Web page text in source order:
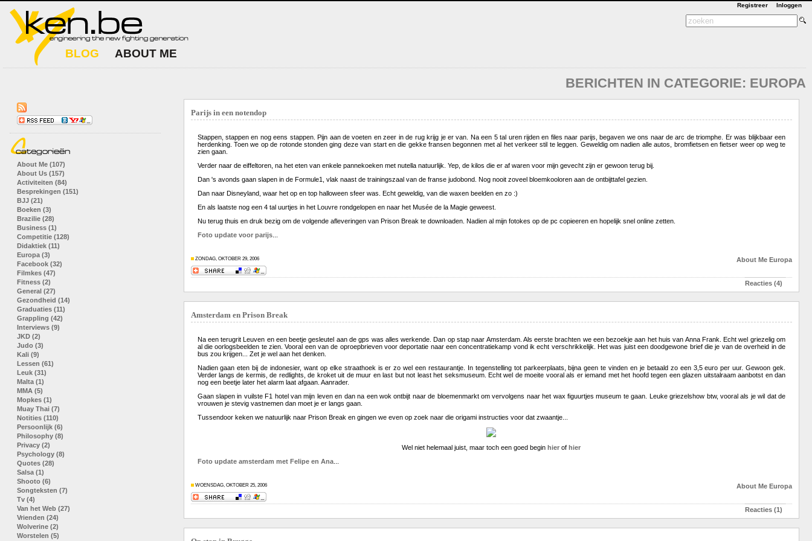
BLOG ABOUT ME
Registreer Inloggen
BERICHTEN IN CATEGORIE: EUROPA
Parijs in een notendop
Stappen, stappen en nog eens stappen. Pijn aan de voeten en zeer in de rug krijg je er van. Na een 5 tal uren rijden en files naar parijs, begaven we ons naar de arc de triomphe. Er was blijkbaar een
herdenking. Toen we op de rotonde stonden ging deze van start en die gekke fransen begonnen met al het verkeer stil te leggen. Geweldig om nadien alle autos, bromfietsen en fietser weer op weg te
zien gaan.
Verder naar de eiffeltoren, na het eten van enkele pannekoeken met nutella natuurlijk. Yep, de kilos die er af waren voor mijn gevecht zijn er gewoon terug bij.
Dan 's avonds gaan slapen in de Formule1, vlak naast de trainingszaal van de franse judobond. Nog nooit zoveel bloemkooloren aan de ontbijttafel gezien.
Dan naar Disneyland, waar het op en top halloween sfeer was. Echt geweldig, van die waxen beelden en zo :)
En als laatste nog een 4 tal uurtjes in het Louvre rondgelopen en naar het Musée de la Magie geweest.
Nu terug thuis en druk bezig om de volgende afleveringen van Prison Break te downloaden. Nadien al mijn fotokes op de pc copieeren en hopelijk snel online zetten.
Foto update voor parijs...
ZONDAG, OKTOBER 29, 2006 About Me Europa
Reacties (4)
Amsterdam en Prison Break
Na een terugrit Leuven en een beetje gesleutel aan de gps was alles werkende. Dan op stap naar Amsterdam. Als eerste brachten we een bezoekje aan het huis van Anna Frank. Echt wel griezelig om
al die oorlogsbeelden te zien. Vooral een van de oproepbrieven voor deportatie naar een concentratiekamp vond ik echt verschrikkelijk. Het was juist een doodgewone brief die je van de overheid in de
bus zou krijgen... Zet je wel aan het denken.
Nadien gaan eten bij de indonesier, want op elke straathoek is er zo wel een restaurantje. In tegenstelling tot parkeerplaats, bijna geen te vinden en je betaald zo een 3,5 euro per uur. Gewoon gek.
Verder langs de kermis, de redlights, de kroket uit de muur en last but not least het seksmuseum. Echt wel de moeite vooral als er iemand met het hoofd tegen een glazen uitstalraam aanbotst en dan
nog een beetje later het alarm laat afgaan. Aanrader.
Gaan slapen in vuilste F1 hotel van mijn leven en dan na een wok ontbijt naar de bloemenmarkt om vervolgens naar het wax figuurtjes museum te gaan. Leuke griezelshow btw, vooral als je wil dat de
vrouwen je stevig vastnemen dan moet je er langs gaan.
Tussendoor keken we natuurlijk naar Prison Break en gingen we even op zoek naar die origami instructies voor dat zwaantje...
Wel niet helemaal juist, maar toch een goed beginhier ofhier
Foto update amsterdam met Felipe en Ana...
WOENSDAG, OKTOBER 25, 2006 About Me Europa
Reacties (1)
About Me (107)
About Us (157)
Activiteiten (84)
Besprekingen (151)
BJJ (21)
Boeken (3)
Brazilie (28)
Business (1)
Competitie (128)
Didaktiek (11)
Europa (3)
Facebook (32)
Filmkes (47)
Fitness (2)
General (27)
Gezondheid (14)
Graduaties (11)
Grappling (42)
Interviews (9)
JKD (2)
Judo (3)
Kali (9)
Lessen (61)
Leuk (31)
Malta (1)
MMA (5)
Mopkes (1)
Muay Thai (7)
Notities (110)
Persoonlijk (6)
Philosophy (8)
Privacy (2)
Psychology (8)
Quotes (28)
Salsa (1)
Shooto (6)
Songteksten (7)
Tv (4)
Van het Web (27)
Vrienden (24)
Wolverine (2)
Worstelen (5)